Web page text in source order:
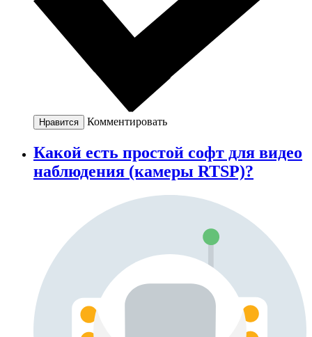
Нравится Комментировать
Какой есть простой софт для видео
наблюдения (камеры RTSP)?